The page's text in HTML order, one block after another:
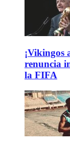
¡Vikingos
renuncia
la FIFA